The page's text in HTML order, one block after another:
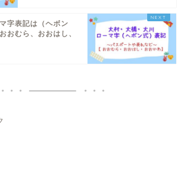
字表記は（ヘボン
おむら、おおはし、